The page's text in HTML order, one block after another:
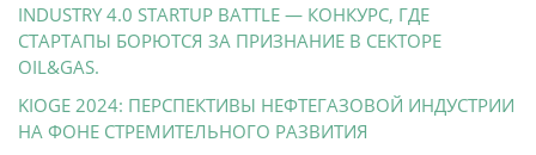
INDUSTRY 4.0 STARTUP BATTLE — КОНКУРС, ГДЕ
СТАРТАПЫ БОРЮТСЯ ЗА ПРИЗНАНИЕ В СЕКТОРЕ
OIL&GAS.
KIOGE 2024: ПЕРСПЕКТИВЫ НЕФТЕГАЗОВОЙ ИНДУСТРИИ
НА ФОНЕ СТРЕМИТЕЛЬНОГО РАЗВИТИЯ